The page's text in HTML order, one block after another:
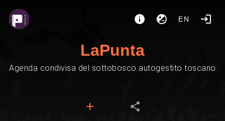
EN
LaPunta
Agenda condivisa del sottobosco autogestito toscano